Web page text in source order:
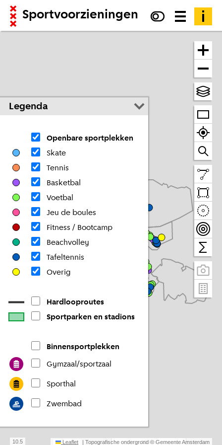
Sportvoorzieningen
Legenda
Openbare sportplekken
Skate
Tennis
Basketbal
Voetbal
Jeu de boules
Fitness / Bootcamp
Beachvolley
Tafeltennis
Overig
Hardlooproutes
Sportparken en stadions
Binnensportplekken
Gymzaal/sportzaal
Sporthal
Zwembad
10 km
Leaflet | Topografische ondergrond © Gemeente Amsterdam
10.5